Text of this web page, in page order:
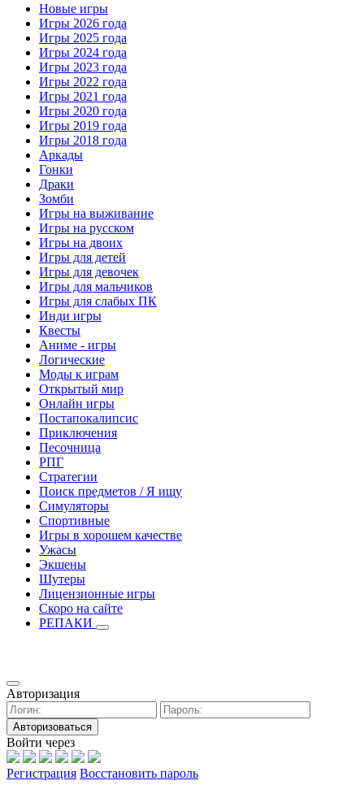
Новые игры
Игры 2026 года
Игры 2025 года
Игры 2024 года
Игры 2023 года
Игры 2022 года
Игры 2021 года
Игры 2020 года
Игры 2019 года
Игры 2018 года
Аркады
Гонки
Драки
Зомби
Игры на выживание
Игры на русском
Игры на двоих
Игры для детей
Игры для девочек
Игры для мальчиков
Игры для слабых ПК
Инди игры
Квесты
Аниме - игры
Логические
Моды к играм
Открытый мир
Онлайн игры
Постапокалипсис
Приключения
Песочница
РПГ
Стратегии
Поиск предметов / Я ищу
Симуляторы
Спортивные
Игры в хорошем качестве
Ужасы
Экшены
Шутеры
Лицензионные игры
Скоро на сайте
РЕПАКИ
Авторизация
Авторизоваться
Войти через
Регистрация Восстановить пароль